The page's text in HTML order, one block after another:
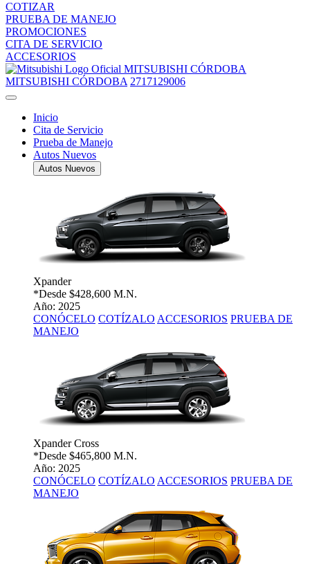
COTIZAR
PRUEBA DE MANEJO
PROMOCIONES
CITA DE SERVICIO
ACCESORIOS
MITSUBISHI CÓRDOBA
MITSUBISHI CÓRDOBA 2717129006
Inicio
Cita de Servicio
Prueba de Manejo
Autos Nuevos
Autos Nuevos
Xpander
*Desde $428,600 M.N.
Año: 2025
CONÓCELO COTÍZALO ACCESORIOS PRUEBA DE
MANEJO
Xpander Cross
*Desde $465,800 M.N.
Año: 2025
CONÓCELO COTÍZALO ACCESORIOS PRUEBA DE
MANEJO